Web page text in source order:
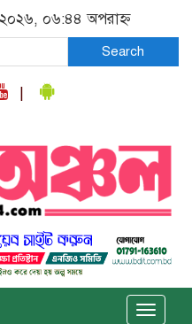
০৬:৪৪ অপরাহ্ন
Search
Toggle